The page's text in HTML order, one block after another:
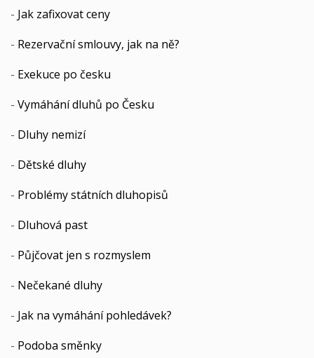
- Jak zafixovat ceny
- Rezervační smlouvy, jak na ně?
- Exekuce po česku
- Vymáhání dluhů po Česku
- Dluhy nemizí
- Dětské dluhy
- Problémy státních dluhopisů
- Dluhová past
- Půjčovat jen s rozmyslem
- Nečekané dluhy
- Jak na vymáhání pohledávek?
- Podoba směnky